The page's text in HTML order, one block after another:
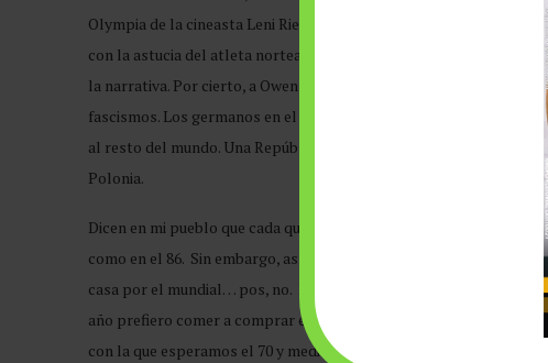
Olympia de la cineasta Leni Riefenstahl glorificando la
con la astucia del atleta norteamericano afrodescendiente Jesse
la narrativa. Por cierto, a Owens lo trataron mejor los nazis que su
fascismos. Los germanos en el poder quisieron dar a entender
al resto del mundo. Una República amorosa con esteroides, pues.
Polonia.
Dicen en mi pueblo que cada quien hace lo que puede con lo que
como en el 86. Sin embargo, así que digas, uta, qué bruto, qué
casa por el mundial… pos, no. Nos ha ganado el precio del
año prefiero comer a comprar el álbum con las estampitas. Es
con la que esperamos el 70 y medio siglo después. ¿Es mi